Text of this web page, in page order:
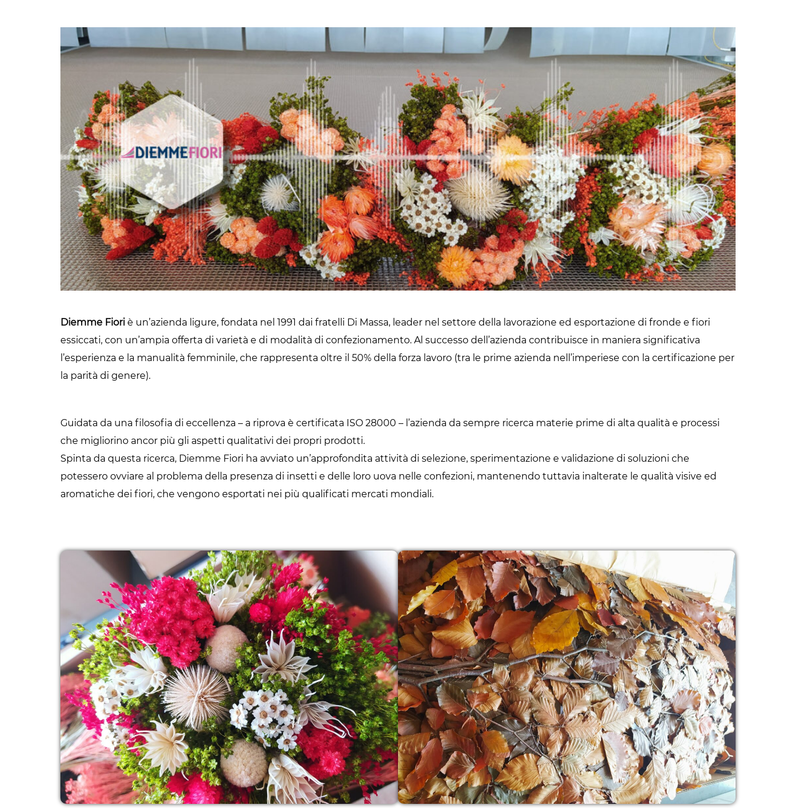
tessuti
Essiccatoi per calze
Altre applicazioni
Essiccatoi per feltri
e altri non tessuti
Altre applicazioni
tessili-tecniche
Pastorizzazione
prodotti
confezionati
Pastorizzazione
prodotti liquidi
Riscaldamento e
precottura di
prodotti liquidi
Essiccatoi per
extension di capelli
Diemme Fiori è un’azienda ligure, fondata nel 1991 dai fratelli Di Massa, leader nel settore della lavorazione ed esportazione di fronde e fiori
essiccati, con un’ampia offerta di varietà e di modalità di confezionamento. Al successo dell’azienda contribuisce in maniera significativa
l’esperienza e la manualità femminile, che rappresenta oltre il 50% della forza lavoro (tra le prime azienda nell’imperiese con la certificazione per
la parità di genere).
Guidata da una filosofia di eccellenza – a riprova è certificata ISO 28000 – l’azienda da sempre ricerca materie prime di alta qualità e processi
che migliorino ancor più gli aspetti qualitativi dei propri prodotti.
Spinta da questa ricerca, Diemme Fiori ha avviato un’approfondita attività di selezione, sperimentazione e validazione di soluzioni che
potessero ovviare al problema della presenza di insetti e delle loro uova nelle confezioni, mantenendo tuttavia inalterate le qualità visive ed
aromatiche dei fiori, che vengono esportati nei più qualificati mercati mondiali.